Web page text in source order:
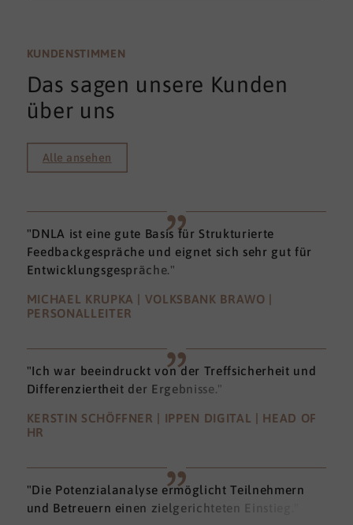
KUNDENSTIMMEN
Das sagen unsere Kunden
über uns
Alle ansehen
"DNLA ist eine gute Basis für Strukturierte
Feedbackgespräche und eignet sich sehr gut für
Entwicklungsgespräche."
MICHAEL KRUPKA | VOLKSBANK BRAWO |
PERSONALLEITER
"Ich war beeindruckt von der Treffsicherheit und
Differenziertheit der Ergebnisse."
KERSTIN SCHÖFFNER | IPPEN DIGITAL | HEAD OF
HR
"Die Potenzialanalyse ermöglicht Teilnehmern
und Betreuern einen zielgerichteten Einstieg."